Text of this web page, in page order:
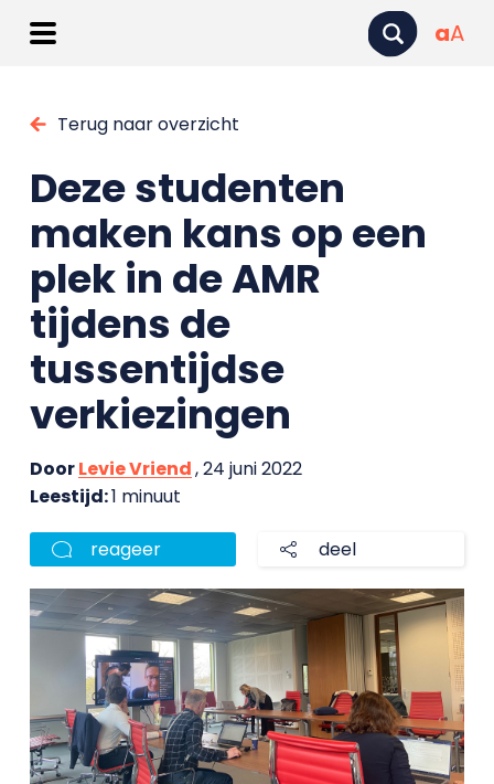
aA
Terug naar overzicht
Deze studenten
maken kans op een
plek in de AMR
tijdens de
tussentijdse
verkiezingen
DoorLevie Vriend, 24 juni 2022
Leestijd:1 minuut
reageer deel